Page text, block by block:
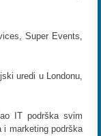
Super Events,
uredi u Londonu,
IT podrška svim
marketing podrška